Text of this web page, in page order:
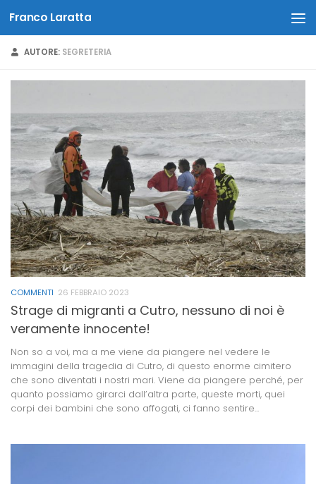
Salta al contenuto
Franco Laratta
AUTORE: SEGRETERIA
COMMENTI 26 FEBBRAIO 2023
Strage di migranti a Cutro, nessuno di noi è
veramente innocente!
Non so a voi, ma a me viene da piangere nel vedere le
immagini della tragedia di Cutro, di questo enorme cimitero
che sono diventati i nostri mari. Viene da piangere perché, per
quanto possiamo girarci dall’altra parte, queste morti, quei
corpi dei bambini che sono affogati, ci fanno sentire...